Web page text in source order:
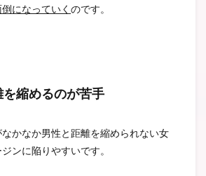
になっていく のです。
を縮めるのが苦手
かなか男性と距離を縮められない女
ンに陥りやすいです。